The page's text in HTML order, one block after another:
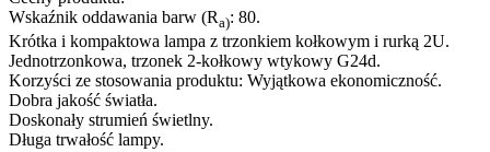
Wskaźnik oddawania barw (Ra): 80.
Krótka i kompaktowa lampa z trzonkiem kołkowym i rurką 2U.
Jednotrzonkowa, trzonek 2-kołkowy wtykowy G24d.
Korzyści ze stosowania produktu: Wyjątkowa ekonomiczność.
Dobra jakość światła.
Doskonały strumień świetlny.
Długa trwałość lampy.